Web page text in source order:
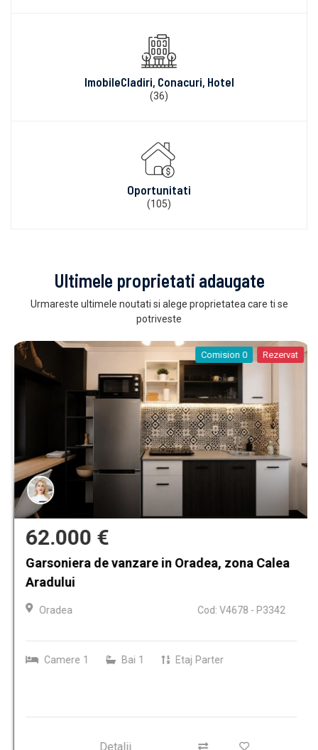
ImobileCladiri, Conacuri, Hotel
(36)
Oportunitati
(105)
Ultimele proprietati adaugate
Urmareste ultimele noutati si alege proprietatea care ti se
potriveste
Comision 0 Rezervat
62.000 €
Garsoniera de vanzare in Oradea, zona Calea
Aradului
Oradea Cod: V4678 - P3342
Camere 1 Bai 1 Etaj Parter
Detalii